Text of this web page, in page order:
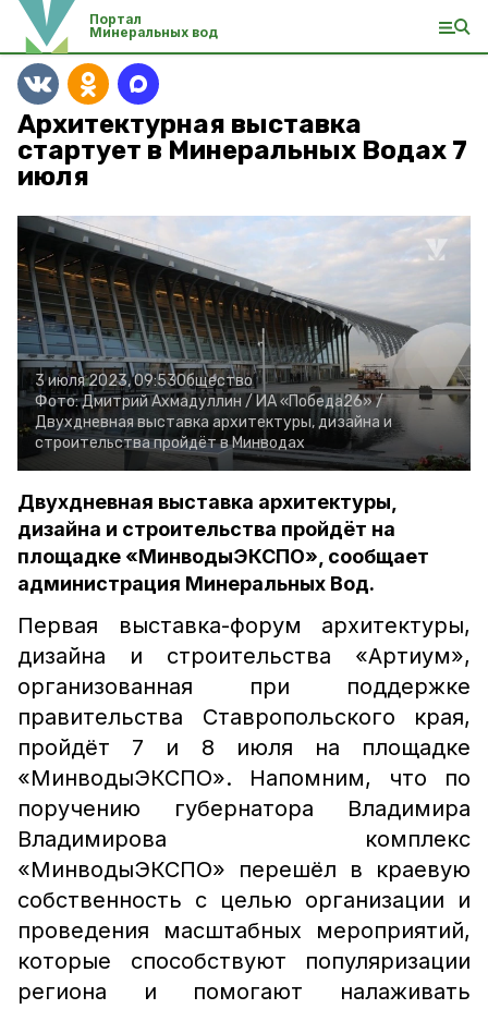
Портал
Минеральных вод
Архитектурная выставка
стартует в Минеральных Водах 7
июля
3 июля 2023, 09:53Общество
Фото:Дмитрий Ахмадуллин / ИА «Победа26» /
Двухдневная выставка архитектуры, дизайна и
строительства пройдёт в Минводах
Двухдневная выставка архитектуры,
дизайна и строительства пройдёт на
площадке «МинводыЭКСПО», сообщает
администрация Минеральных Вод.
Первая выставка-форум архитектуры,
дизайна и строительства «Артиум»,
организованная при поддержке
правительства Ставропольского края,
пройдёт 7 и 8 июля на площадке
«МинводыЭКСПО». Напомним, что по
поручению губернатора Владимира
Владимирова комплекс
«МинводыЭКСПО» перешёл в краевую
собственность с целью организации и
проведения масштабных мероприятий,
которые способствуют популяризации
региона и помогают налаживать